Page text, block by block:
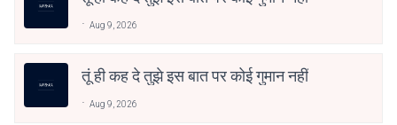
Aug 9, 2026
तूं ही कह दे तुझे इस बात पर कोई गुमान नहीं
Aug 9, 2026